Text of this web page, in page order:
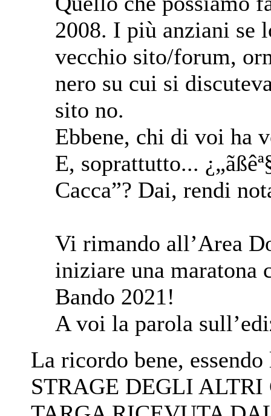
2008. I più anziani se
vecchio sito/forum,
nero su cui si
sito no.
Ebbene, chi di voi ha
E, soprattutto...
Cacca”? Dai, rendi
Vi rimando all’Area
iniziare una maratona
Bando 2021!
A voi la parola
La ricordo bene,
STRAGE DEGLI